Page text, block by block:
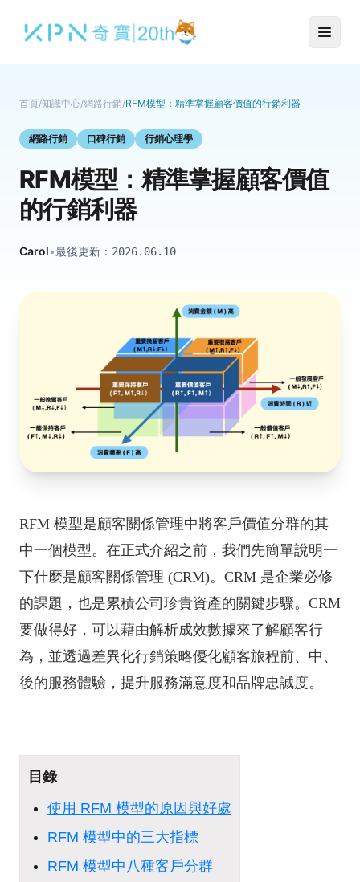
首頁/知識中心/網路行銷/RFM模型：精準掌握顧客價值的行銷利器
網路行銷 口碑行銷 行銷心理學
RFM模型：精準掌握顧客價值
的行銷利器
Carol•最後更新： 2026.06.10
RFM 模型是顧客關係管理中將客戶價值分群的其
中一個模型。在正式介紹之前，我們先簡單說明一
下什麼是顧客關係管理 (CRM)。CRM 是企業必修
的課題，也是累積公司珍貴資產的關鍵步驟。CRM
要做得好，可以藉由解析成效數據來了解顧客行
為，並透過差異化行銷策略優化顧客旅程前、中、
後的服務體驗，提升服務滿意度和品牌忠誠度。
目錄
使用 RFM 模型的原因與好處
RFM 模型中的三大指標
RFM 模型中八種客戶分群